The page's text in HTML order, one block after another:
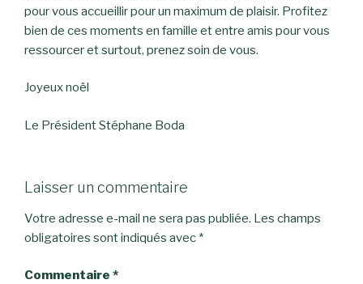
pour vous accueillir pour un maximum de plaisir. Profitez
bien de ces moments en famille et entre amis pour vous
ressourcer et surtout, prenez soin de vous.
Joyeux noël
Le Président Stéphane Boda
Laisser un commentaire
Votre adresse e-mail ne sera pas publiée. Les champs
obligatoires sont indiqués avec *
Commentaire *